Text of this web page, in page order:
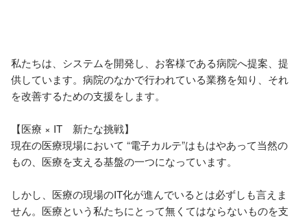
私たちは、システムを開発し、お客様である病院へ提案、提
供しています。病院のなかで行われている業務を知り、それ
を改善するための支援をします。
【医療 × IT　新たな挑戦】
現在の医療現場において “電子カルテ”はもはやあって当然の
もの、医療を支える基盤の一つになっています。
しかし、医療の現場のIT化が進んでいるとは必ずしも言えま
せん。医療という私たちにとって無くてはならないものを支